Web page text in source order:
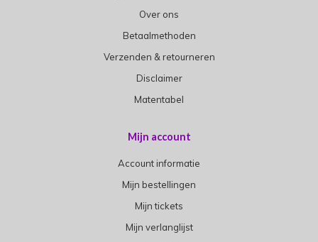
Over ons
Betaalmethoden
Verzenden & retourneren
Disclaimer
Matentabel
Mijn account
Account informatie
Mijn bestellingen
Mijn tickets
Mijn verlanglijst